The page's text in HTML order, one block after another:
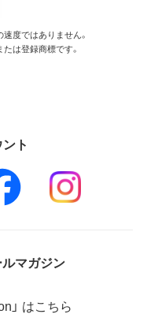
度ではありません。
は登録商標です。
ト
マガジン
」 はこちら